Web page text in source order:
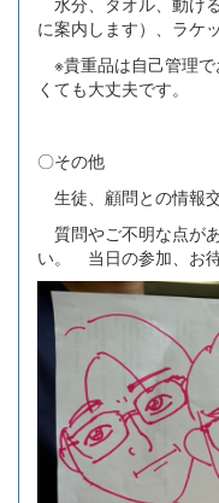
に案内します）、ラケ
※貴重品は自己管理
くても大丈夫です。
〇その他
生徒、顧問との情報
質問やご不明な点が
い。 当日の参加、お